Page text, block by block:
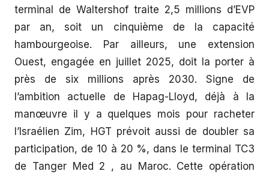
terminal de Waltershof traite 2,5 millions d’EVP
par an, soit un cinquième de la capacité
hambourgeoise. Par ailleurs, une extension
Ouest, engagée en juillet 2025, doit la porter à
près de six millions après 2030. Signe de
l’ambition actuelle de Hapag-Lloyd, déjà à la
manœuvre il y a quelques mois pour racheter
l’Israélien Zim, HGT prévoit aussi de doubler sa
participation, de 10 à 20 %, dans le terminal TC3
de Tanger Med 2 , au Maroc. Cette opération